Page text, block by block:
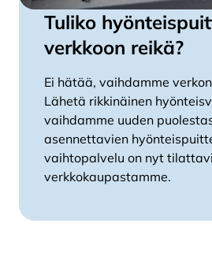
Tuliko
verkkoon reikä?
Ei hätää, vaihdamme
Lähetä rikkinäinen
vaihdamme uuden
asennettavien
vaihtopalvelu on nyt
verkkokaupastamme.